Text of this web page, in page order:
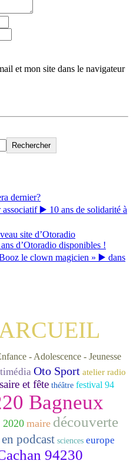
et mon site dans le navigateur
Rechercher
dernier?
▶️ 10 ans de solidarité à
site d’Otoradio
d’Otoradio disponibles !
le clown magicien » ▶️ dans
- Adolescence - Jeunesse
Oto Sport atelier radio
et fête théâtre festival 94
Bagneux
2020 maire découverte
podcast sciences europe
94230